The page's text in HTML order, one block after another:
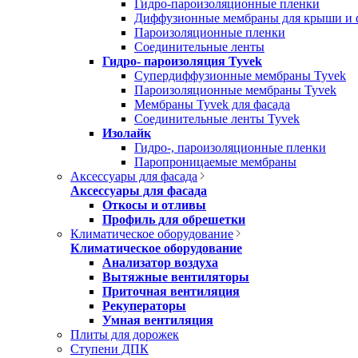
Гидро-пароизоляционные пленки
Диффузионные мембраны для крыши и
Пароизоляционные пленки
Соединительные ленты
Гидро- пароизоляция Tyvek
Супердиффузионные мембраны Tyvek
Пароизоляционные мембраны Tyvek
Мембраны Tyvek для фасада
Соединительные ленты Tyvek
Изолайк
Гидро-, пароизоляционные пленки
Паропроницаемые мембраны
Аксессуары для фасада
Аксессуары для фасада
Откосы и отливы
Профиль для обрешетки
Климатическое оборудование
Климатическое оборудование
Анализатор воздуха
Вытяжные вентиляторы
Приточная вентиляция
Рекуператоры
Умная вентиляция
Плиты для дорожек
Ступени ДПК